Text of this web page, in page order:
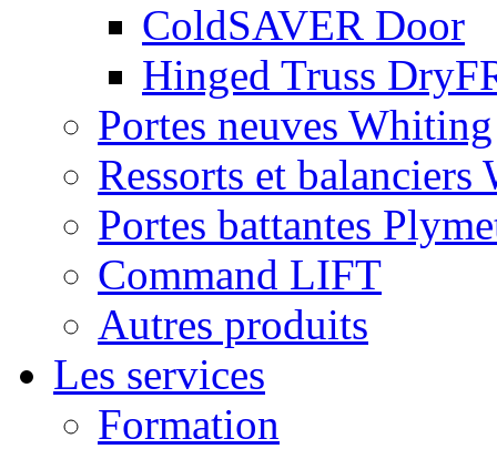
ColdSAVER Door
Hinged Truss
Portes neuves Whiting
Ressorts et
Portes battantes
Command LIFT
Autres produits
Les services
Formation